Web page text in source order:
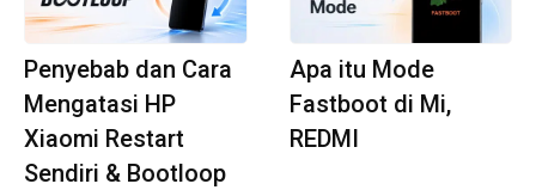
Penyebab dan Cara
Mengatasi HP
Xiaomi Restart
Sendiri & Bootloop
Apa itu Mode
Fastboot di Mi,
REDMI